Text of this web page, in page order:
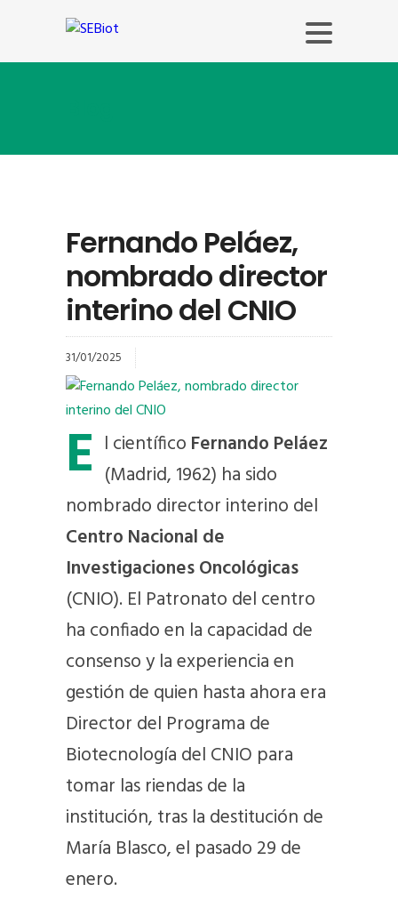
Fernando Peláez,
nombrado director
interino del CNIO
31/01/2025
E l científico Fernando Peláez
(Madrid, 1962) ha sido
nombrado director interino del
Centro Nacional de
Investigaciones Oncológicas
(CNIO). El Patronato del centro
ha confiado en la capacidad de
consenso y la experiencia en
gestión de quien hasta ahora era
Director del Programa de
Biotecnología del CNIO para
tomar las riendas de la
institución, tras la destitución de
María Blasco, el pasado 29 de
enero.